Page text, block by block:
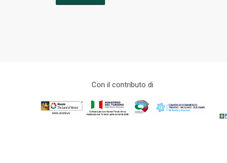
Con il contributo di